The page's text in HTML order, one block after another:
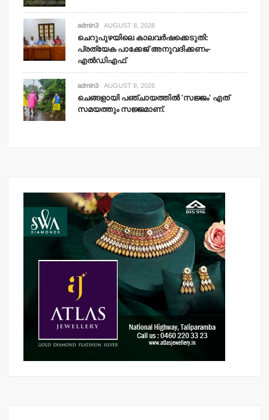
admin3 AUGUST 8, 2026
ചെറുപുഴയിലെ കാലവര്‍ഷക്കെടുതി:
പ്രത്യേക പാക്കേജ് അനുവദിക്കണം-
എല്‍ഡിഎഫ്
admin3 AUGUST 8, 2026
ചെങ്ങളായി പഞ്ചായത്തില്‍ ‘സജ്ജം’ എത്
സമയത്തും സജ്ജമാണ്.